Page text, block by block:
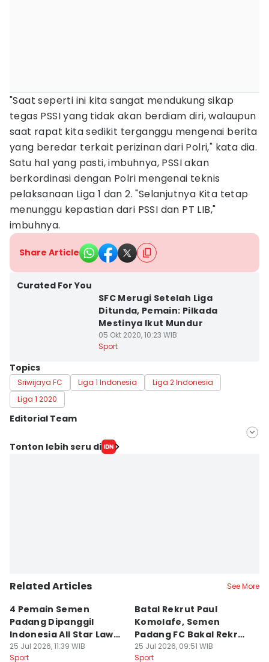
"Saat seperti ini kita sangat mendukung sikap
tegas PSSI yang tidak akan berdiam diri, walaupun
saat rapat kita sedikit terganggu mengenai berita
yang beredar terkait perizinan dari Polri," kata dia.
Satu hal yang pasti, imbuhnya, PSSI akan
berkordinasi dengan Polri mengenai teknis
pelaksanaan Liga 1 dan 2. "Selanjutnya Kita tetap
menunggu kepastian dari PSSI dan PT LIB,"
imbuhnya.
Share Article
Curated For You
SFC Merugi Setelah Liga
Ditunda, Pemain: Pilkada
Mestinya Ikut Mundur
05 Okt 2020, 10:23 WIB
Sport
Topics
Sriwijaya FC Liga 1 Indonesia
Liga 2 Indonesia
Liga 1 2020
Editorial Team
Editor
Tonton lebih seru di
Related Articles See More
4 Pemain Semen
Padang Dipanggil
Indonesia All Star Lawan
Aston Villa
25 Jul 2026, 11:39 WIB
Sport
Batal Rekrut Paul
Komolafe, Semen
Padang FC Bakal Rekrut
Striker Baru
25 Jul 2026, 09:51 WIB
Sport